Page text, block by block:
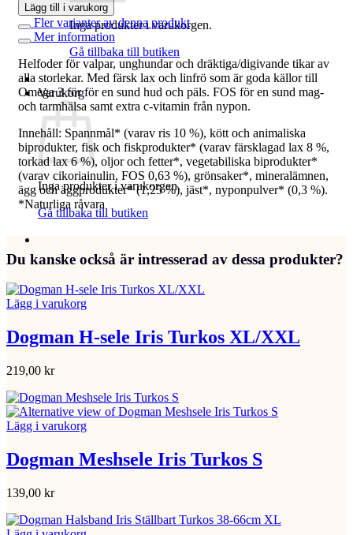
Inga produkter i varukorgen.
Gå tillbaka till butiken
Varukorg
Inga produkter i varukorgen.
Gå tillbaka till butiken
Lägg till i varukorg
Fler varianter av denna produkt
Mer information
Helfoder för valpar, unghundar och dräktiga/digivande tikar av
alla storlekar. Med färsk lax och linfrö som är goda källor till
Omega 3 för för en sund hud och päls. FOS för en sund mag-
och tarmhälsa samt extra c-vitamin från nypon.
Innehåll: Spannmål* (varav ris 10 %), kött och animaliska
biprodukter, fisk och fiskprodukter* (varav färsklagad lax 8 %,
torkad lax 6 %), oljor och fetter*, vegetabiliska biprodukter*
(varav cikoriainulin, FOS 0,63 %), grönsaker*, mineralämnen,
ägg och äggprodukter* (1,25 %), jäst*, nyponpulver* (0,3 %).
*Naturliga råvara
Du kanske också är intresserad av dessa produkter?
Lägg i varukorg
Dogman H-sele Iris Turkos XL/XXL
219,00 kr
Lägg i varukorg
Dogman Meshsele Iris Turkos S
139,00 kr